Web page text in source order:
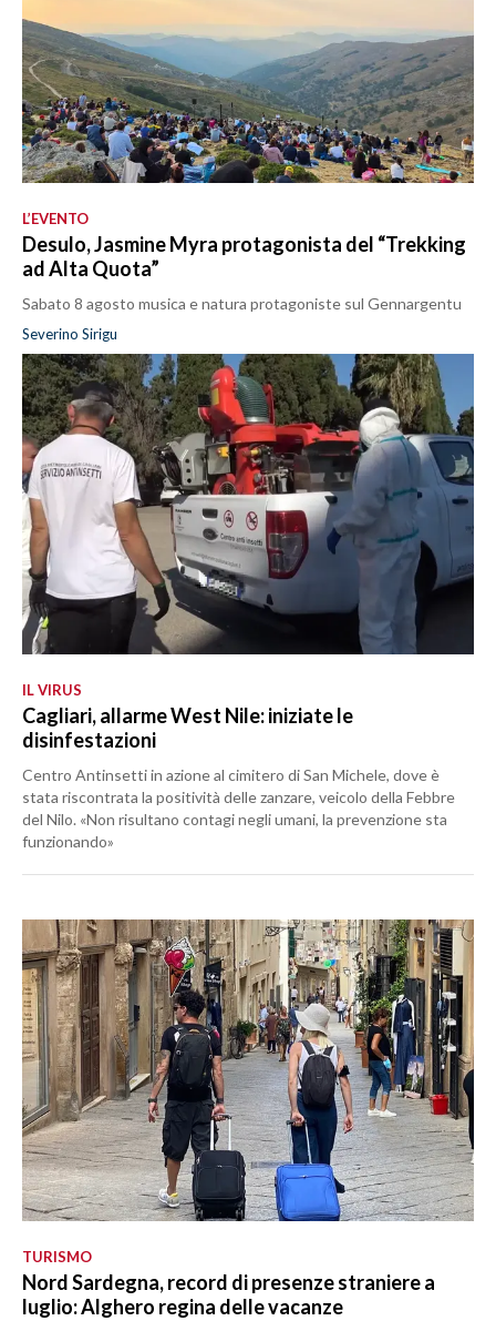
L’EVENTO
Desulo, Jasmine Myra protagonista del “Trekking
ad Alta Quota”
Sabato 8 agosto musica e natura protagoniste sul Gennargentu
Severino Sirigu
IL VIRUS
Cagliari, allarme West Nile: iniziate le
disinfestazioni
Centro Antinsetti in azione al cimitero di San Michele, dove è
stata riscontrata la positività delle zanzare, veicolo della Febbre
del Nilo. «Non risultano contagi negli umani, la prevenzione sta
funzionando»
TURISMO
Nord Sardegna, record di presenze straniere a
luglio: Alghero regina delle vacanze